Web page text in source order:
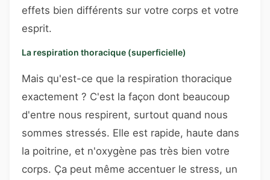
effets bien différents sur votre corps et votre
esprit.
La respiration thoracique (superficielle)
Mais qu'est-ce que la respiration thoracique
exactement ? C'est la façon dont beaucoup
d'entre nous respirent, surtout quand nous
sommes stressés. Elle est rapide, haute dans
la poitrine, et n'oxygène pas très bien votre
corps. Ça peut même accentuer le stress, un